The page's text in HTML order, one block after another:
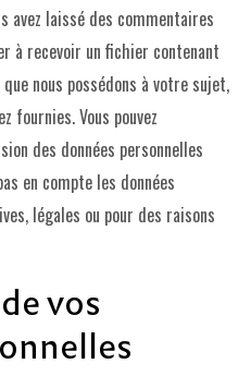
avez laissé des commentaires
à recevoir un fichier contenant
nous possédons à votre sujet,
fournies. Vous pouvez
des données personnelles
en compte les données
légales ou pour des raisons
vos